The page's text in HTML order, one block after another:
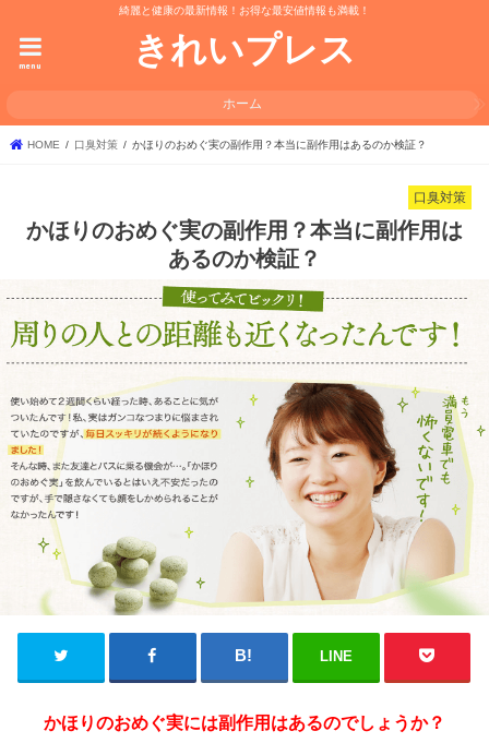
綺麗と健康の最新情報！お得な最安値情報も満載！
きれいプレス
menu
ホーム
HOME 口臭対策 かほりのおめぐ実の副作用？本当に副作用はあるのか検証？
口臭対策
かほりのおめぐ実の副作用？本当に副作用は
あるのか検証？
LINE
かほりのおめぐ実には副作用はあるのでしょうか？